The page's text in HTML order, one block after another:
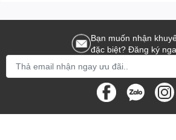
Bộ nhớ: Chưa
In đảo mặt: Không
Khay nạp bản
(ADF): Không
Độ phân giải: Độ
Bạn muốn nhận
đặc biệt? Đăng ký